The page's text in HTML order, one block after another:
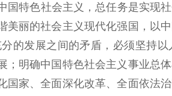
国特色社会主义，总任务是实现
丽的社会主义现代化强国，以
的发展之间的矛盾，必须坚持
明确中国特色社会主义事业总
家、全面深化改革、全面依法